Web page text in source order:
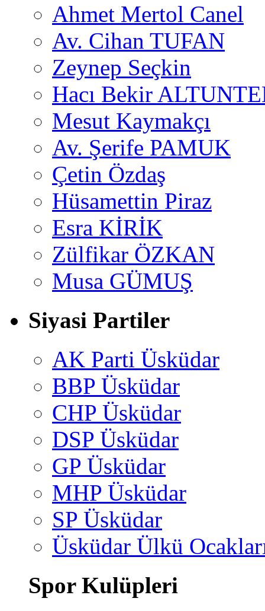
Ahmet Mertol Canel
Av. Cihan TUFAN
Zeynep Seçkin
Hacı Bekir
Mesut Kaymakçı
Av. Şerife PAMUK
Çetin Özdaş
Hüsamettin Piraz
Esra KİRİK
Zülfikar ÖZKAN
Musa GÜMUŞ
Siyasi Partiler
AK Parti Üsküdar
BBP Üsküdar
CHP Üsküdar
DSP Üsküdar
GP Üsküdar
MHP Üsküdar
SP Üsküdar
Üsküdar Ülkü
Spor Kulüpleri